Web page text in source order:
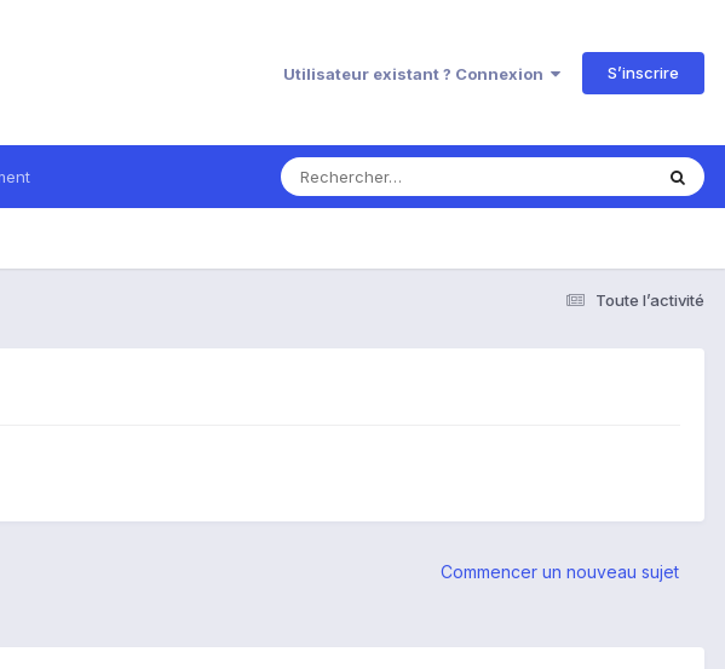
Utilisateur existant ? Connexion S’inscrire
Toute l’activité
Commencer un nouveau sujet